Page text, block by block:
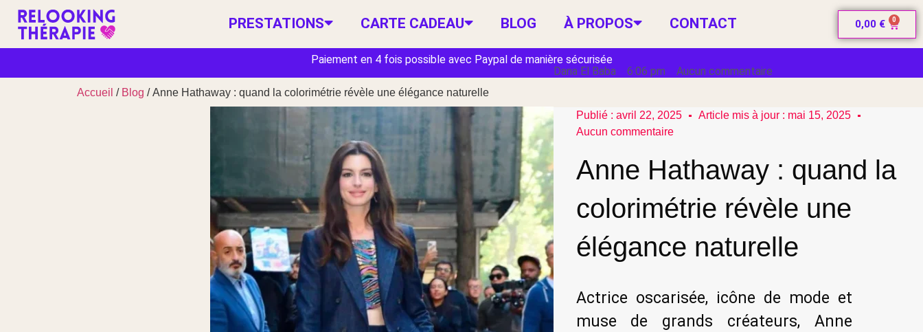
PRESTATIONS CARTE CADEAU BLOG À PROPOS CONTACT 0,00 € 0
Paiement en 4 fois possible avec Paypal de manière sécurisée
Accueil / Blog / Anne Hathaway : quand la colorimétrie révèle une élégance naturelle
Dana El Baba 6:06 pm Aucun commentaire
Publié : avril 22, 2025
Article mis à jour : mai 15, 2025
Aucun commentaire
Anne Hathaway : quand la
colorimétrie révèle une
élégance naturelle
Actrice oscarisée, icône de mode et
muse de grands créateurs, Anne